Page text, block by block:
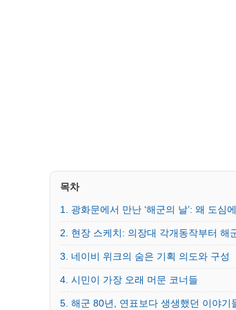
목차
1. 광화문에서 만난 ‘해군의 날’: 왜 도심
2. 현장 스케치: 의장대 각개동작부터 해
3. 네이비 위크의 숨은 기획 의도와 구성
4. 시민이 가장 오래 머문 코너들
5. 해군 80년, 연표보다 생생했던 이야기